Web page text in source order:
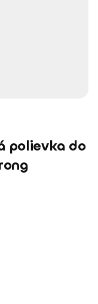
polievka do